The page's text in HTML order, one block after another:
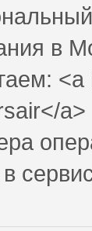
в
<a
a>
в